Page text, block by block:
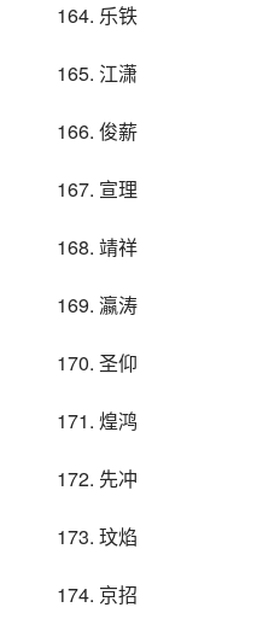
164. 乐铁
165. 江潇
166. 俊薪
167. 宣理
168. 靖祥
169. 瀛涛
170. 圣仰
171. 煌鸿
172. 先冲
173. 玟焰
174. 京招